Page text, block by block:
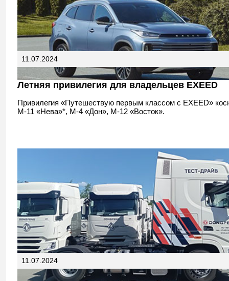
11.07.2024
Летняя привилегия для владельцев EXEED
Привилегия «Путешествую первым классом с EXEED»
М-11 «Нева»*, М-4 «Дон», М-12 «Восток».
11.07.2024